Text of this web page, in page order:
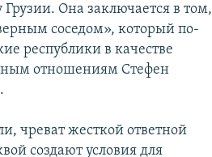
Она заключается в том,
соседом», который по-
республики в качестве
отношениям Стефен
чреват жесткой ответной
создают условия для